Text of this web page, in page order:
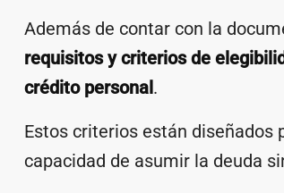
Además de contar con la
requisitos y criterios de
crédito personal.
Estos criterios están diseñados
capacidad de asumir la deuda